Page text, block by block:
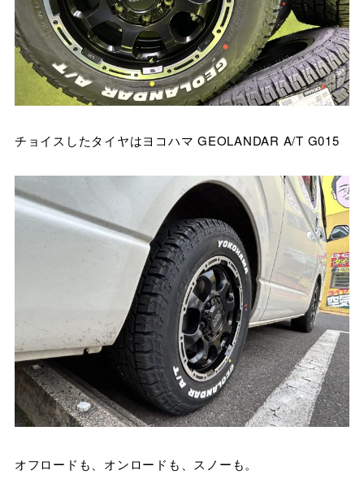
チョイスしたタイヤはヨコハマ GEOLANDAR A/T G015
オフロードも、オンロードも、スノーも。